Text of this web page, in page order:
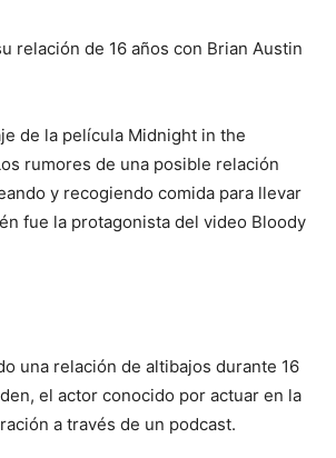
relación de 16 años con Brian Austin
de la película Midnight in the
rumores de una posible relación
y recogiendo comida para llevar
fue la protagonista del video Bloody
una relación de altibajos durante 16
el actor conocido por actuar en la
a través de un podcast.